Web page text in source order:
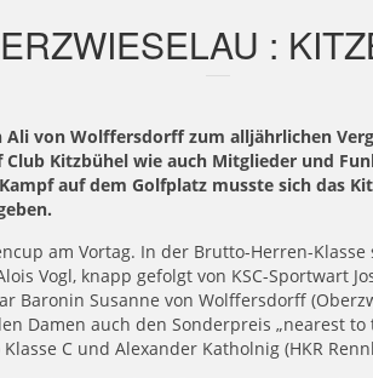
:
Ali von Wolffersdorff zum alljährlichen
Club Kitzbühel wie auch Mitglieder und
auf dem Golfplatz musste sich das
am Vortag. In der Brutto-Herren-
Vogl, knapp gefolgt von KSC-Sportwart
Baronin Susanne von Wolffersdorff
Damen auch den Sonderpreis „nearest
C und Alexander Katholnig (HKR